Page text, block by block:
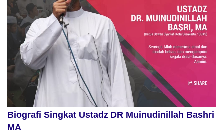
Biografi Singkat Ustadz DR Muinudinillah Bashri
MA